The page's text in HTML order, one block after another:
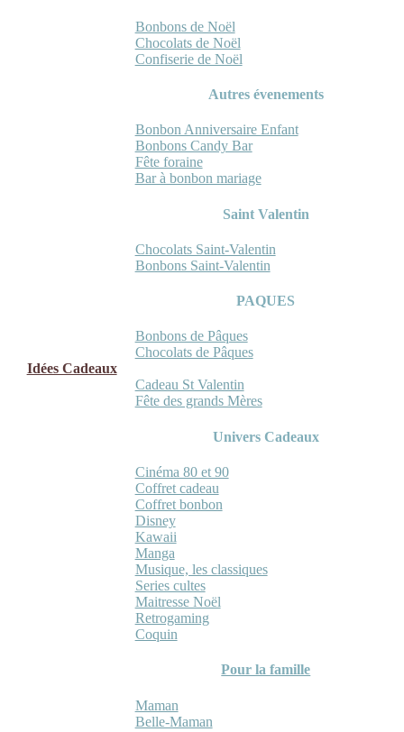
Bonbons de Noël
Chocolats de Noël
Confiserie de Noël
Autres évenements
Bonbon Anniversaire Enfant
Bonbons Candy Bar
Fête foraine
Bar à bonbon mariage
Saint Valentin
Chocolats Saint-Valentin
Bonbons Saint-Valentin
PAQUES
Bonbons de Pâques
Chocolats de Pâques
Idées Cadeaux
Cadeau St Valentin
Fête des grands Mères
Univers Cadeaux
Cinéma 80 et 90
Coffret cadeau
Coffret bonbon
Disney
Kawaii
Manga
Musique, les classiques
Series cultes
Maitresse Noël
Retrogaming
Coquin
Pour la famille
Maman
Belle-Maman